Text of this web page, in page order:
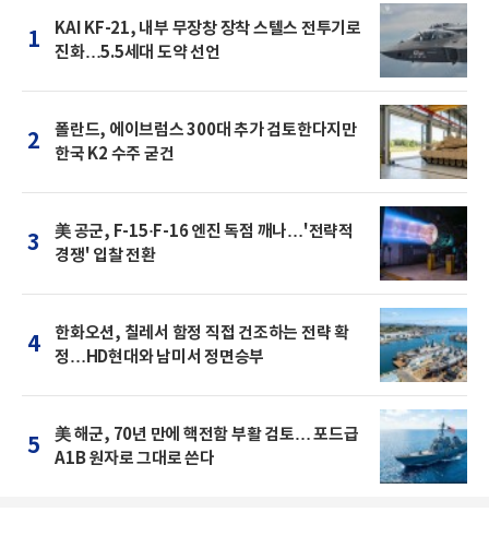
1
KAI KF-21, 내부 무장창 장착 스텔스 전투기로
진화…5.5세대 도약 선언
2
폴란드, 에이브럼스 300대 추가 검토한다지만
한국 K2 수주 굳건
3
美 공군, F-15·F-16 엔진 독점 깨나…'전략적
경쟁' 입찰 전환
4
한화오션, 칠레서 함정 직접 건조하는 전략 확
정…HD현대와 남미서 정면승부
5
美 해군, 70년 만에 핵전함 부활 검토… 포드급
A1B 원자로 그대로 쓴다